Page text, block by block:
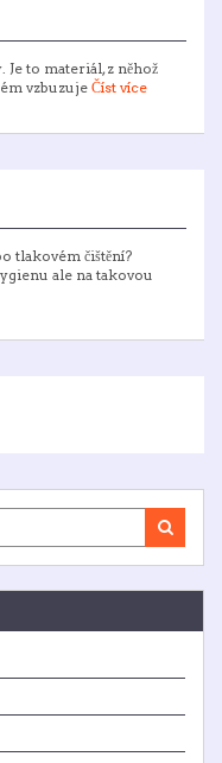
Je to materiál, z něhož
vzbuzuje Číst více
tlakovém čištění?
ale na takovou